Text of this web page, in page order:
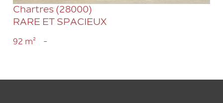
Chartres (28000)
RARE ET SPACIEUX
92 m² -